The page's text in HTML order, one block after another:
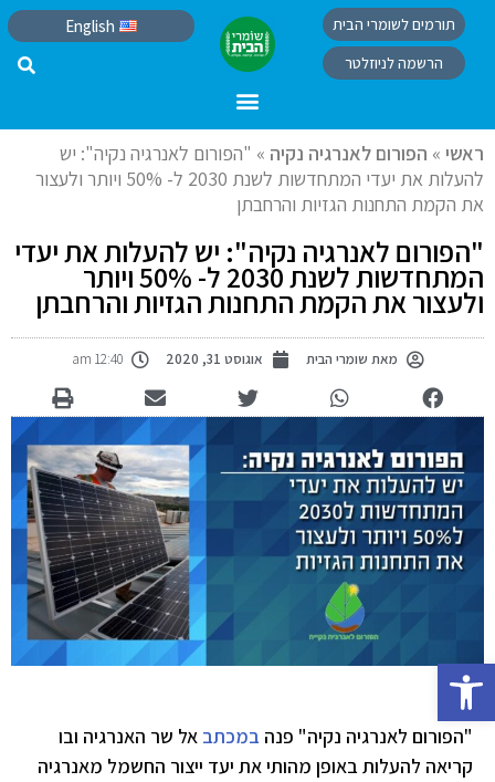
פתח סרגל נגישות
תורמים לשומרי הבית
הרשמה לניוזלטר
English
ראשי » הפורום לאנרגיה נקיה » "הפורום לאנרגיה נקיה": יש
להעלות את יעדי המתחדשות לשנת 2030 ל- 50% ויותר ולעצור
את הקמת התחנות הגזיות והרחבתן
"הפורום לאנרגיה נקיה": יש להעלות את יעדי
המתחדשות לשנת 2030 ל- 50% ויותר
ולעצור את הקמת התחנות הגזיות והרחבתן
מאת שומרי הבית אוגוסט 31, 2020 12:40 am
"הפורום לאנרגיה נקיה" פנה במכתב אל שר האנרגיה ובו
קריאה להעלות באופן מהותי את יעד ייצור החשמל מאנרגיה